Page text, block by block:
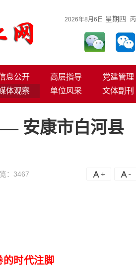
2026年8月6日 星期四
息公开 高层指导
党建管理
体观察 单位风采 文体副刊
安康市白河县
： 3467
的时代注脚